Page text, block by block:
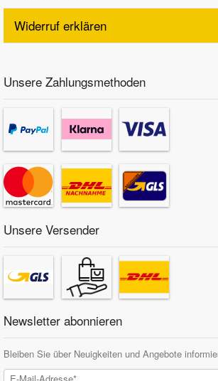
Widerruf erklären
Unsere Zahlungsmethoden
Unsere Versender
Newsletter abonnieren
Bleiben Sie über Neuigkeiten und Angebote